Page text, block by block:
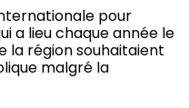
pour
a lieu chaque année le
la région souhaitaient
malgré la